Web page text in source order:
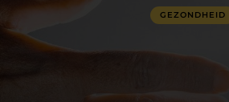
GEZONDHEID